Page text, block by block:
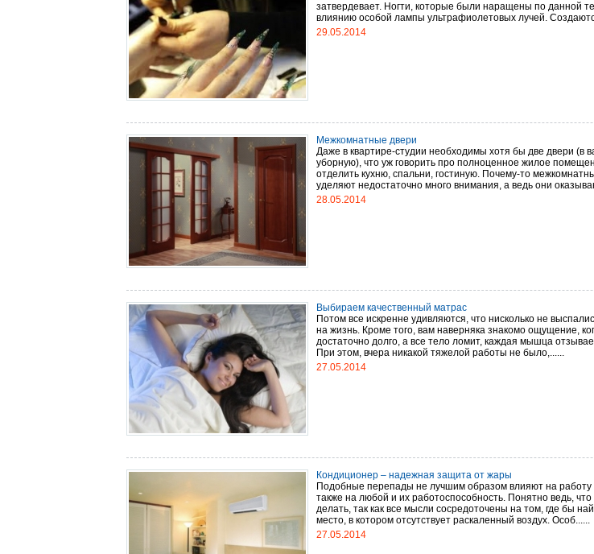
затвердевает. Ногти, которые были наращены по данной
влиянию особой лампы ультрафиолетовых лучей.
29.05.2014
Межкомнатные двери
Даже в квартире-студии необходимы хотя бы две двери (в
уборную), что уж говорить про полноценное жилое
отделить кухню, спальни, гостиную. Почему-то
уделяют недостаточно много внимания, а ведь они
28.05.2014
Выбираем качественный матрас
Потом все искренне удивляются, что нисколько не
на жизнь. Кроме того, вам наверняка знакомо ощущение,
достаточно долго, а все тело ломит, каждая мышца
При этом, вчера никакой тяжелой работы не было,......
27.05.2014
Кондиционер – надежная защита от жары
Подобные перепады не лучшим образом влияют на работу
также на любой и их работоспособность. Понятно ведь,
делать, так как все мысли сосредоточены на том, где бы
место, в котором отсутствует раскаленный воздух. Особ......
27.05.2014